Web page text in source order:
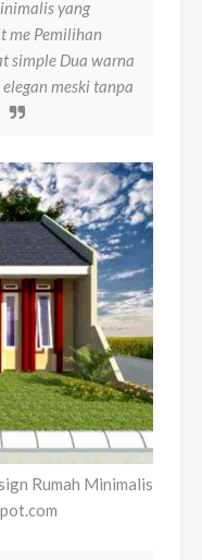
yang
me Pemilihan
simple Dua warna
meski tanpa
Rumah Minimalis